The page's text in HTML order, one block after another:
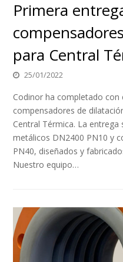
Primera
para Central
25/01/2022
Codinor ha completado
compensadores de
Central Térmica. La
metálicos DN2400 PN10 y
PN40, diseñados y
Nuestro equipo…